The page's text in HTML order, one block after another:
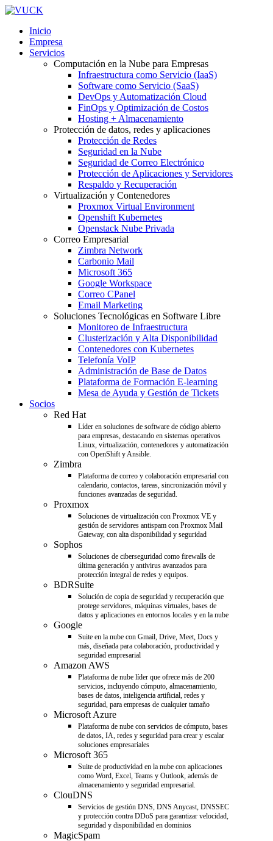
Inicio
Empresa
Servicios
Computación en la Nube para Empresas
Infraestructura como Servicio (IaaS)
Software como Servicio (SaaS)
DevOps y Automatización Cloud
FinOps y Optimización de Costos
Hosting + Almacenamiento
Protección de datos, redes y aplicaciones
Protección de Redes
Seguridad en la Nube
Seguridad de Correo Electrónico
Protección de Aplicaciones y Servidores
Respaldo y Recuperación
Virtualización y Contenedores
Proxmox Virtual Environment
Openshift Kubernetes
Openstack Nube Privada
Correo Empresarial
Zimbra Network
Carbonio Mail
Microsoft 365
Google Workspace
Correo CPanel
Email Marketing
Soluciones Tecnológicas en Software Libre
Monitoreo de Infraestructura
Clusterización y Alta Disponibilidad
Contenedores con Kubernetes
Telefonía VoIP
Administración de Base de Datos
Plataforma de Formación E-learning
Mesa de Ayuda y Gestión de Tickets
Socios
Red Hat
Líder en soluciones de software de código abierto
para empresas, destacando en sistemas operativos
Linux, virtualización, contenedores y automatización
con OpenShift y Ansible.
Zimbra
Plataforma de correo y colaboración empresarial con
calendario, contactos, tareas, sincronización móvil y
funciones avanzadas de seguridad.
Proxmox
Soluciones de virtualización con Proxmox VE y
gestión de servidores antispam con Proxmox Mail
Gateway, con alta disponibilidad y seguridad
Sophos
Soluciones de ciberseguridad como firewalls de
última generación y antivirus avanzados para
protección integral de redes y equipos.
BDRSuite
Solución de copia de seguridad y recuperación que
protege servidores, máquinas virtuales, bases de
datos y aplicaciones en entornos locales y en la nube
Google
Suite en la nube con Gmail, Drive, Meet, Docs y
más, diseñada para colaboración, productividad y
seguridad empresarial
Amazon AWS
Plataforma de nube líder que ofrece más de 200
servicios, incluyendo cómputo, almacenamiento,
bases de datos, inteligencia artificial, redes y
seguridad, para empresas de cualquier tamaño
Microsoft Azure
Plataforma de nube con servicios de cómputo, bases
de datos, IA, redes y seguridad para crear y escalar
soluciones empresariales
Microsoft 365
Suite de productividad en la nube con aplicaciones
como Word, Excel, Teams y Outlook, además de
almacenamiento y seguridad empresarial.
ClouDNS
Servicios de gestión DNS, DNS Anycast, DNSSEC
y protección contra DDoS para garantizar velocidad,
seguridad y disponibilidad en dominios
MagicSpam